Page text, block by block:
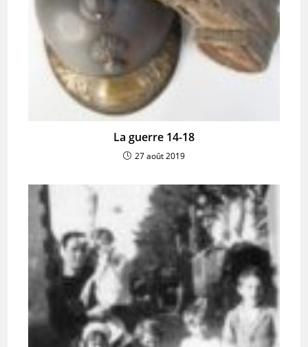
La guerre 14-18
27 août 2019